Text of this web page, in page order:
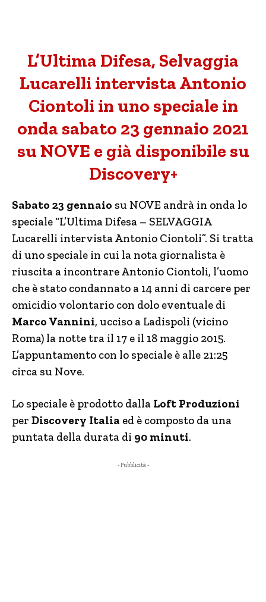
L’Ultima Difesa, Selvaggia
Lucarelli intervista Antonio
Ciontoli in uno speciale in
onda sabato 23 gennaio 2021
su NOVE e già disponibile su
Discovery+
Sabato 23 gennaio su NOVE andrà in onda lo
speciale “L’Ultima Difesa – SELVAGGIA
Lucarelli intervista Antonio Ciontoli”. Si tratta
di uno speciale in cui la nota giornalista è
riuscita a incontrare Antonio Ciontoli, l’uomo
che è stato condannato a 14 anni di carcere per
omicidio volontario con dolo eventuale di
Marco Vannini, ucciso a Ladispoli (vicino
Roma) la notte tra il 17 e il 18 maggio 2015.
L’appuntamento con lo speciale è alle 21:25
circa su Nove.
Lo speciale è prodotto dalla Loft Produzioni
per Discovery Italia ed è composto da una
puntata della durata di 90 minuti.
- Pubblicità -